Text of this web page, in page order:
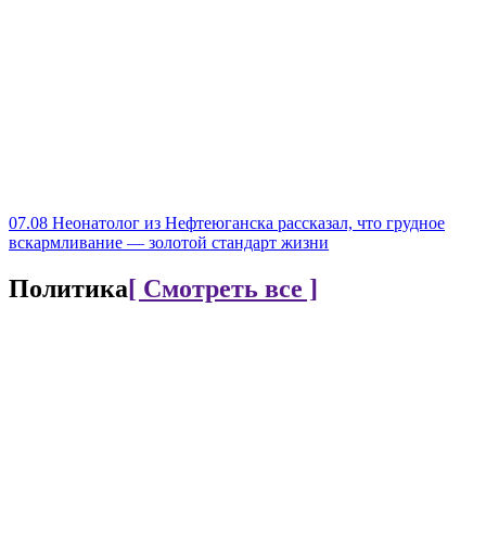
07.08 Неонатолог из Нефтеюганска рассказал, что грудное
вскармливание — золотой стандарт жизни
Политика[ Смотреть все ]